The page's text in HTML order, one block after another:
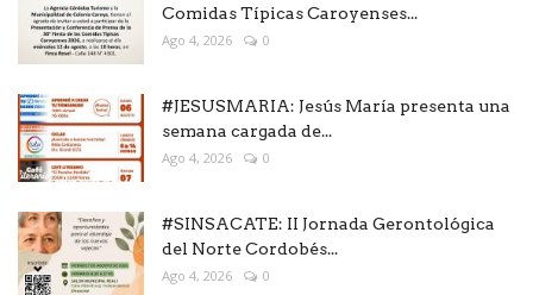
Comidas Típicas Caroyenses...
Ago 4, 2026 0
#JESUSMARIA: Jesús María presenta una
semana cargada de...
Ago 4, 2026 0
#SINSACATE: II Jornada Gerontológica
del Norte Cordobés...
Ago 4, 2026 0